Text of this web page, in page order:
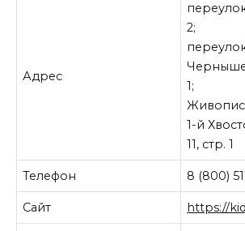
Адрес
2;
1;
1-й
11, стр. 1
Телефон 8 (800)
Сайт https://